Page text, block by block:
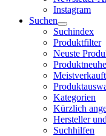
Instagram
Suchen
Suchindex
Produktfilter
Neuste
Kategorien
Kürzlich
Hersteller
Suchhilfen